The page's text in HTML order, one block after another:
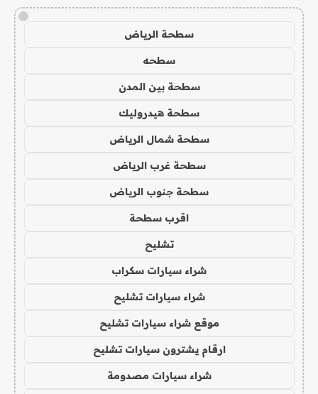
!
سطحة الرياض
سطحه
سطحة بين المدن
سطحة هيدروليك
سطحة شمال الرياض
سطحة غرب الرياض
سطحة جنوب الرياض
اقرب سطحة
تشليح
شراء سيارات سكراب
شراء سيارات تشليح
موقع شراء سيارات تشليح
ارقام يشترون سيارات تشليح
شراء سيارات مصدومة